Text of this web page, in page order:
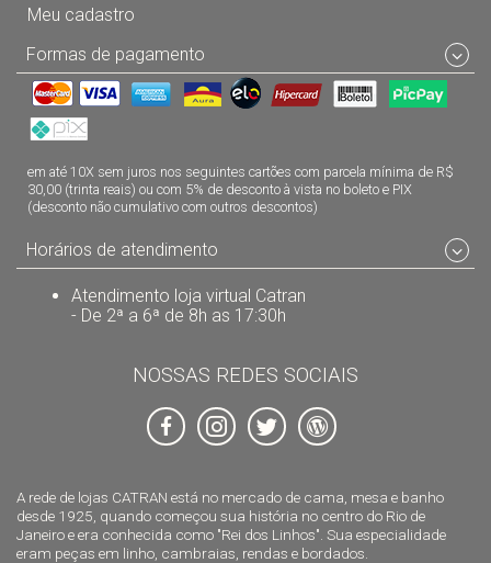
A rede de lojas CATRAN está no mercado de cama, mesa e banho
desde 1925, quando começou sua história no centro do Rio de
Janeiro e era conhecida como "Rei dos Linhos". Sua especialidade
eram peças em linho, cambraias, rendas e bordados.
Meu cadastro
Formas de pagamento
em até 10X sem juros nos seguintes cartões com parcela mínima de R$
30,00 (trinta reais) ou com 5% de desconto à vista no boleto e PIX
(desconto não cumulativo com outros descontos)
Horários de atendimento
Atendimento loja virtual Catran
- De 2ª a 6ª de 8h as 17:30h
NOSSAS REDES SOCIAIS